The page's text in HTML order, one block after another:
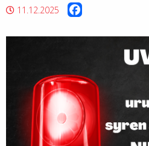
11.12.2025